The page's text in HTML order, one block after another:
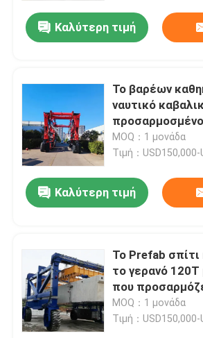
Καλύτερη τιμή
Το βαρέων
ναυτικό
ανυψωτών
κατασκευαστής
MOQ：1 μονάδα
Τιμή：
Καλύτερη τιμή
Το Prefab σπίτι
το γερανό
που
καβαλικεύει το
MOQ：1 μονάδα
Τιμή：